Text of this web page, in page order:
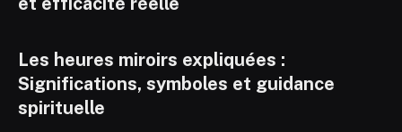
Les heures miroirs expliquées :
Significations, symboles et guidance
spirituelle